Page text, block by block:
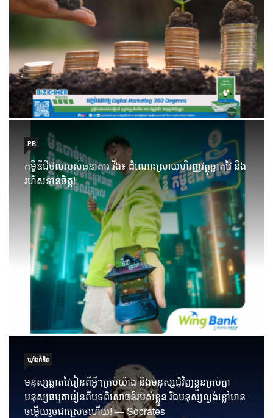
PR
កម្ចីឌីជីថលរបស់ធនាគារ វីង៖ ដំណោះស្រាយហិរញ្ញវត្ថុឆ្លាតវៃ និង
រហ័សទាន់ចិត្ត!
ឃ្លាំង​គំនិត
មនុស្សឆ្លាតវៃរៀនពីអ្វីៗគ្រប់យ៉ាង និងមនុស្សជុំវិញខ្លួនគ្រប់គ្នា
មនុស្សធម្មតារៀនពីបទពិសោធន៍របស់ខ្លួន រីឯមនុស្សល្ងង់ខ្លៅមាន
ចម្លើយរួចជាស្រេចហើយ! — Socrates